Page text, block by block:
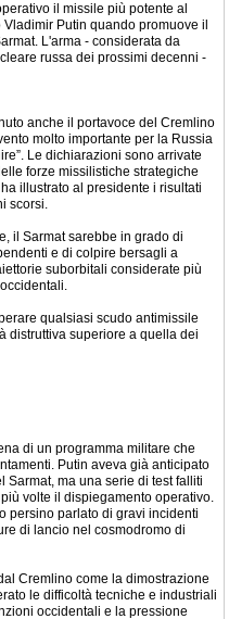
il missile più potente al
Putin quando promuove il
L'arma - considerata da
russa dei prossimi decenni -
anche il portavoce del Cremlino
molto importante per la Russia
Le dichiarazioni sono arrivate
forze missilistiche strategiche
illustrato al presidente i risultati
scorsi.
il Sarmat sarebbe in grado di
e di colpire bersagli a
suborbitali considerate più
qualsiasi scudo antimissile
distruttiva superiore a quella dei
di un programma militare che
Putin aveva già anticipato
Sarmat, ma una serie di test falliti
volte il dispiegamento operativo.
persino parlato di gravi incidenti
di lancio nel cosmodromo di
Cremlino come la dimostrazione
le difficoltà tecniche e industriali
occidentali e la pressione